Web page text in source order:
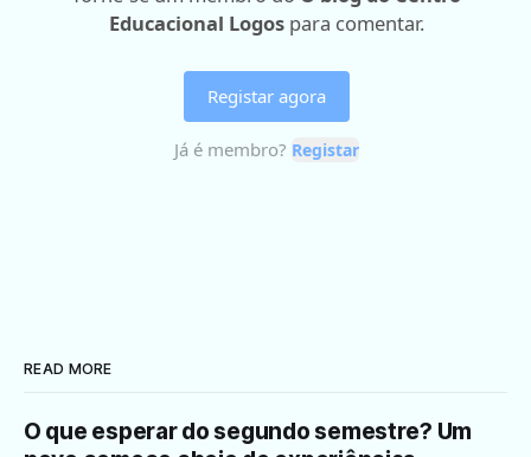
READ MORE
O que esperar do segundo semestre? Um